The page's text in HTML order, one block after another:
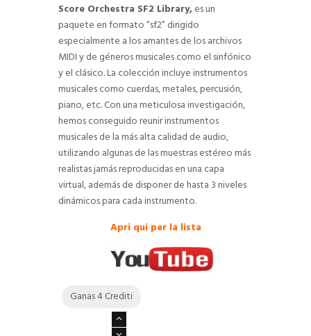
Score Orchestra SF2 Library,es un
paquete en formato “sf2” dirigido
especialmente a los amantes de los archivos
MIDI y de géneros musicales como el sinfónico
y el clásico. La colección incluye instrumentos
musicales como cuerdas, metales, percusión,
piano, etc. Con una meticulosa investigación,
hemos conseguido reunir instrumentos
musicales de la más alta calidad de audio,
utilizando algunas de las muestras estéreo más
realistas jamás reproducidas en una capa
virtual, además de disponer de hasta 3 niveles
dinámicos para cada instrumento.
Apri qui per la lista
Ganas 4 Crediti